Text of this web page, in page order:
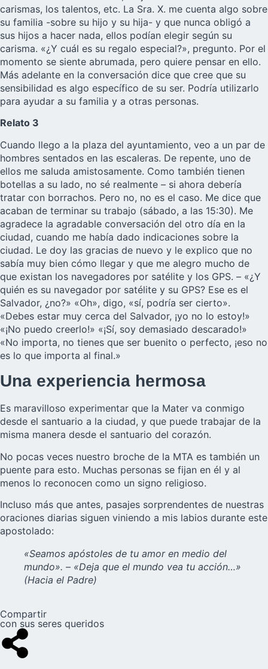
carismas, los talentos, etc. La Sra. X. me cuenta algo sobre
su familia -sobre su hijo y su hija- y que nunca obligó a
sus hijos a hacer nada, ellos podían elegir según su
carisma. «¿Y cuál es su regalo especial?», pregunto. Por el
momento se siente abrumada, pero quiere pensar en ello.
Más adelante en la conversación dice que cree que su
sensibilidad es algo específico de su ser. Podría utilizarlo
para ayudar a su familia y a otras personas.
Relato 3
Cuando llego a la plaza del ayuntamiento, veo a un par de
hombres sentados en las escaleras. De repente, uno de
ellos me saluda amistosamente. Como también tienen
botellas a su lado, no sé realmente – si ahora debería
tratar con borrachos. Pero no, no es el caso. Me dice que
acaban de terminar su trabajo (sábado, a las 15:30). Me
agradece la agradable conversación del otro día en la
ciudad, cuando me había dado indicaciones sobre la
ciudad. Le doy las gracias de nuevo y le explico que no
sabía muy bien cómo llegar y que me alegro mucho de
que existan los navegadores por satélite y los GPS. – «¿Y
quién es su navegador por satélite y su GPS? Ese es el
Salvador, ¿no?» «Oh», digo, «sí, podría ser cierto».
«Debes estar muy cerca del Salvador, ¡yo no lo estoy!»
«¡No puedo creerlo!» «¡Sí, soy demasiado descarado!»
«No importa, no tienes que ser buenito o perfecto, ¡eso no
es lo que importa al final.»
Una experiencia hermosa
Es maravilloso experimentar que la Mater va conmigo
desde el santuario a la ciudad, y que puede trabajar de la
misma manera desde el santuario del corazón.
No pocas veces nuestro broche de la MTA es también un
puente para esto. Muchas personas se fijan en él y al
menos lo reconocen como un signo religioso.
Incluso más que antes, pasajes sorprendentes de nuestras
oraciones diarias siguen viniendo a mis labios durante este
apostolado:
«Seamos apóstoles de tu amor en medio del
mundo». – «Deja que el mundo vea tu acción…»
(Hacia el Padre)
Compartir
con sus seres queridos